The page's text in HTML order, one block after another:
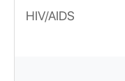
HIV/AIDS